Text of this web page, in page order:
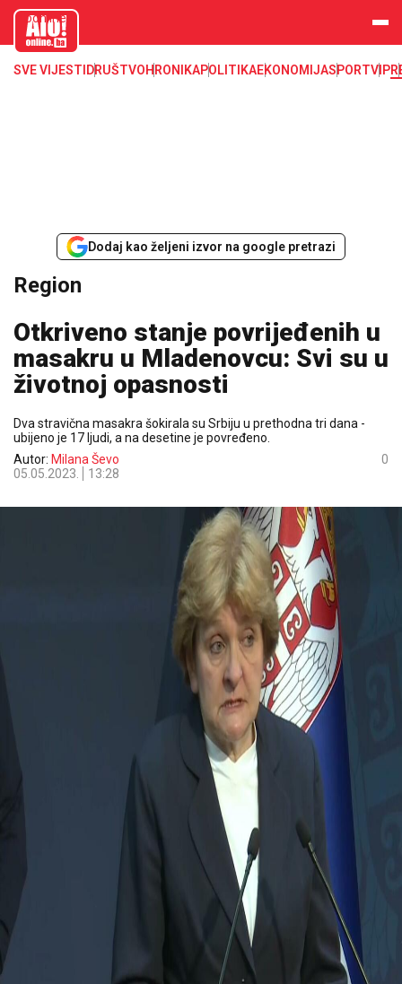
aloonline.b
SVE VIJESTI DRUŠTVOHRONIKAPOLITIKAEKONOMIJASPORTVIP
Dodaj kao željeni izvor na google pretrazi
Region
Otkriveno stanje povrijeđenih u
masakru u Mladenovcu: Svi su u
životnoj opasnosti
Dva stravična masakra šokirala su Srbiju u prethodna tri dana -
ubijeno je 17 ljudi, a na desetine je povređeno.
Autor: Milana Ševo
05.05.2023.
13:28
0